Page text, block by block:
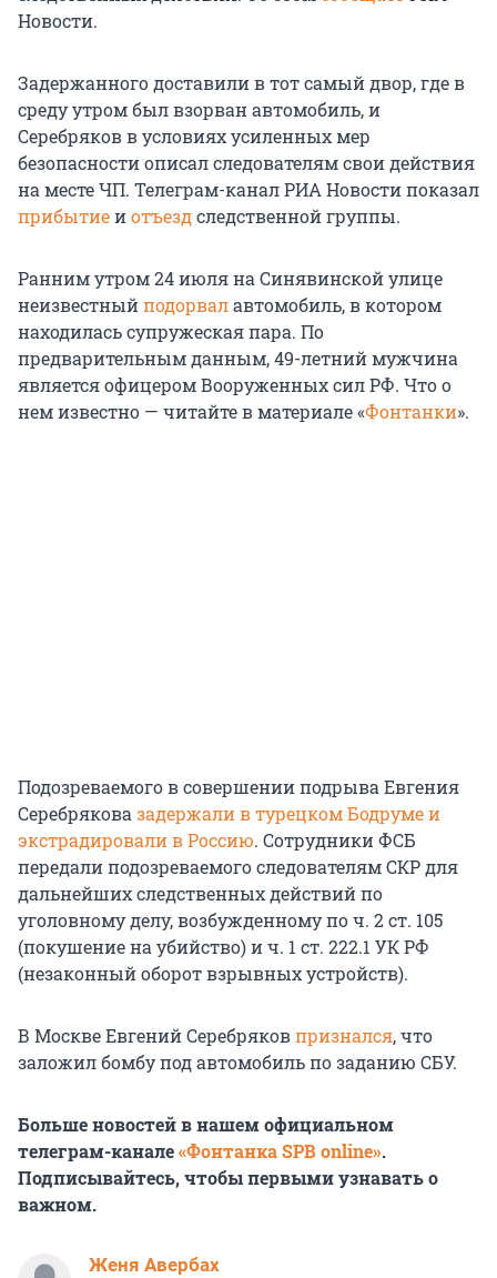
Новости.
Задержанного доставили в тот самый двор, где в
среду утром был взорван автомобиль, и
Серебряков в условиях усиленных мер
безопасности описал следователям свои действия
на месте ЧП. Телеграм-канал РИА Новости показал
прибытиеиотъездследственной группы.
Ранним утром 24 июля на Синявинской улице
неизвестныйподорвалавтомобиль, в котором
находилась супружеская пара. По
предварительным данным, 49-летний мужчина
является офицером Вооруженных сил РФ. Что о
нем известно — читайте в материале «Фонтанки».
Подозреваемого в совершении подрыва Евгения
Серебрякова задержали в турецком Бодруме и
экстрадировали в Россию. Сотрудники ФСБ
передали подозреваемого следователям СКР для
дальнейших следственных действий по
уголовному делу, возбужденному по ч. 2 ст. 105
(покушение на убийство) и ч. 1 ст. 222.1 УК РФ
(незаконный оборот взрывных устройств).
В Москве Евгений Серебряковпризнался, что
заложил бомбу под автомобиль по заданию СБУ.
Больше новостей в нашем официальном
телеграм-канале«Фонтанка SPB online».
Подписывайтесь, чтобы первыми узнавать о
важном.
Женя Авербах